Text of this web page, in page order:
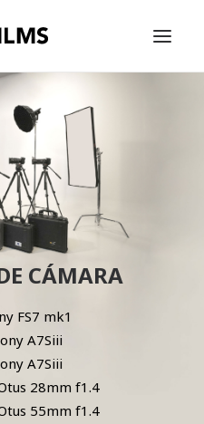
CÁMARA
FS7 mk1
A7Siii
A7Siii
28mm f1.4
55mm f1.4